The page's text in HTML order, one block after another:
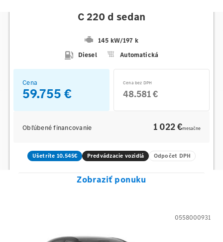
C 220 d sedan
145 kW/197 k
Diesel
Automatická
Cena
59.755 €
Cena bez DPH
48.581 €
Obľúbené financovanie 1 022 €mesačne
Ušetríte 10.545€ Predvádzacie vozidlá Odpočet DPH
Zobraziť ponuku
0558000931